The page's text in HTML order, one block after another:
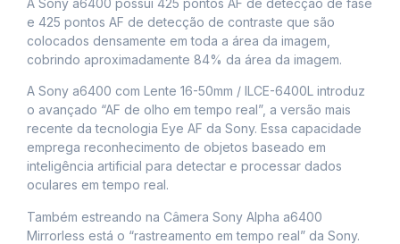
A Sony a6400 possui 425 pontos AF de detecção de fase
e 425 pontos AF de detecção de contraste que são
colocados densamente em toda a área da imagem,
cobrindo aproximadamente 84% da área da imagem.
A Sony a6400 com Lente 16-50mm / ILCE-6400L introduz
o avançado “AF de olho em tempo real”, a versão mais
recente da tecnologia Eye AF da Sony. Essa capacidade
emprega reconhecimento de objetos baseado em
inteligência artificial para detectar e processar dados
oculares em tempo real.
Também estreando na Câmera Sony Alpha a6400
Mirrorless está o “rastreamento em tempo real” da Sony.